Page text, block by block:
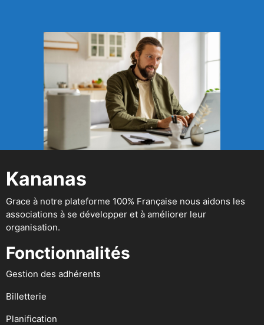
Kananas
Grace à notre plateforme 100% Française nous aidons les
associations à se développer et à améliorer leur
organisation.
Fonctionnalités
Gestion des adhérents
Billetterie
Planification